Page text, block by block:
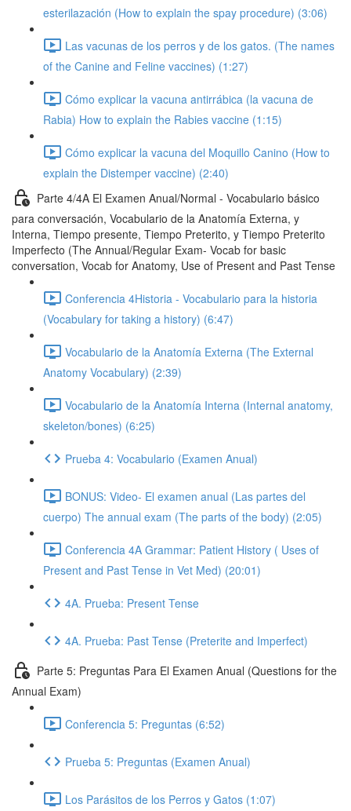
esterilazación (How to explain the spay procedure) (3:06)
Las vacunas de los perros y de los gatos. (The names
of the Canine and Feline vaccines) (1:27)
Cómo explicar la vacuna antirrábica (la vacuna de
Rabia) How to explain the Rabies vaccine (1:15)
Cómo explicar la vacuna del Moquillo Canino (How to
explain the Distemper vaccine) (2:40)
Parte 4/4A El Examen Anual/Normal - Vocabulario básico
para conversación, Vocabulario de la Anatomía Externa, y
Interna, Tiempo presente, Tiempo Preterito, y Tiempo Preterito
Imperfecto (The Annual/Regular Exam- Vocab for basic
conversation, Vocab for Anatomy, Use of Present and Past Tense
Conferencia 4Historia - Vocabulario para la historia
(Vocabulary for taking a history) (6:47)
Vocabulario de la Anatomía Externa (The External
Anatomy Vocabulary) (2:39)
Vocabulario de la Anatomía Interna (Internal anatomy,
skeleton/bones) (6:25)
Prueba 4: Vocabulario (Examen Anual)
BONUS: Video- El examen anual (Las partes del
cuerpo) The annual exam (The parts of the body) (2:05)
Conferencia 4A Grammar: Patient History ( Uses of
Present and Past Tense in Vet Med) (20:01)
4A. Prueba: Present Tense
4A. Prueba: Past Tense (Preterite and Imperfect)
Parte 5: Preguntas Para El Examen Anual (Questions for the
Annual Exam)
Conferencia 5: Preguntas (6:52)
Prueba 5: Preguntas (Examen Anual)
Los Parásitos de los Perros y Gatos (1:07)